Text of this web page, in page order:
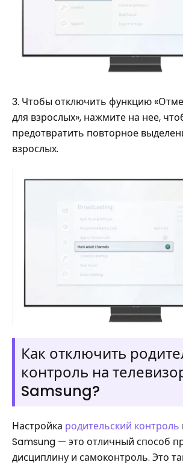
3. Чтобы отключить функцию
для взрослых», нажмите на нее,
предотвратить повторное
взрослых.
Как отключить
контроль на
Samsung?
Настройка родительский контроль
Samsung — это отличный способ
дисциплину и самоконтроль. Это